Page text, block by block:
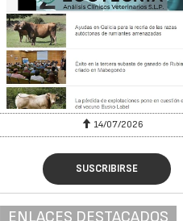
14/07/2026
SUSCRIBIRSE
ENLACES DESTACADOS